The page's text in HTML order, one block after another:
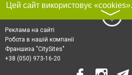
〉
Реклама на сайті
Робота в нашій компанії
Франшиза "CitySites"
+38 (050) 973-16-20